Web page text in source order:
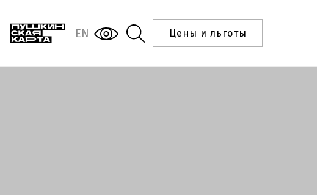
EN Цены и льготы